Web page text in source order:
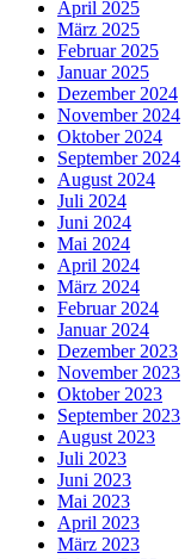
April 2025
März 2025
Februar 2025
Januar 2025
Dezember 2024
November 2024
Oktober 2024
September 2024
August 2024
Juli 2024
Juni 2024
Mai 2024
April 2024
März 2024
Februar 2024
Januar 2024
Dezember 2023
November 2023
Oktober 2023
September 2023
August 2023
Juli 2023
Juni 2023
Mai 2023
April 2023
März 2023